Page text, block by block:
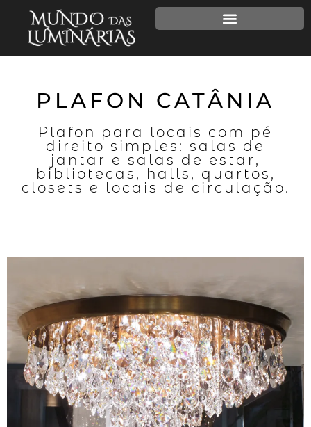
PLAFON CATÂNIA
Plafon para locais com pé
direito simples: salas de
jantar e salas de estar,
bibliotecas, halls, quartos,
closets e locais de circulação.